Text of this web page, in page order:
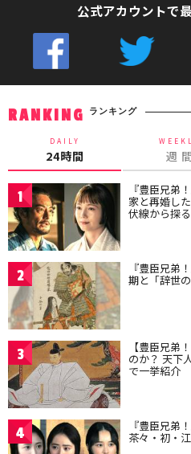
公式アカウントで
RANKING ランキング
DAILY
24時間 週
1 『豊臣兄弟
家と再婚し
伏線から探る
2 『豊臣兄弟
期と「辞世
3 【豊臣兄弟
のか？ 天下
で一挙紹介
4 『豊臣兄弟
茶々・初・